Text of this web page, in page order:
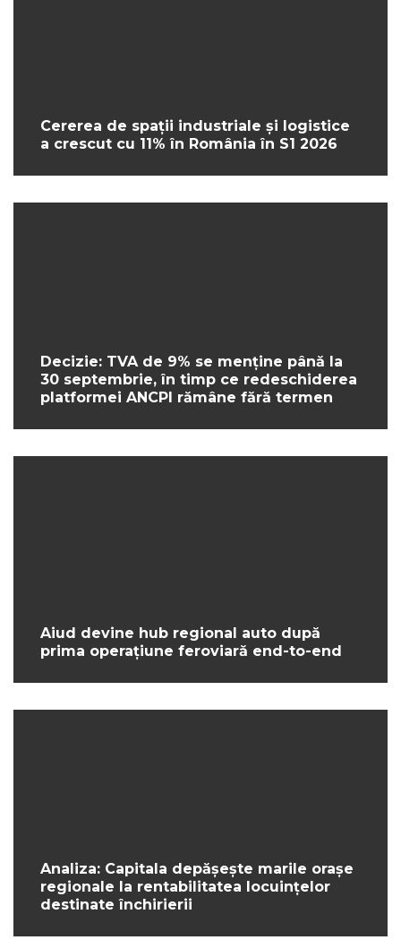
Cererea de spații industriale și logistice
a crescut cu 11% în România în S1 2026
Decizie: TVA de 9% se menține până la
30 septembrie, în timp ce redeschiderea
platformei ANCPI rămâne fără termen
Aiud devine hub regional auto după
prima operațiune feroviară end-to-end
Analiza: Capitala depășește marile orașe
regionale la rentabilitatea locuințelor
destinate închirierii